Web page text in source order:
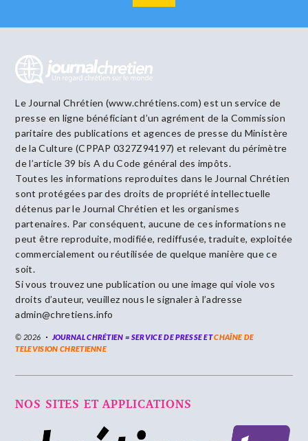
Le Journal Chrétien (www.chrétiens.com) est un service de
presse en ligne bénéficiant d’un agrément de la Commission
paritaire des publications et agences de presse du Ministère
de la Culture (CPPAP 0327Z94197) et relevant du périmètre
de l’article 39 bis A du Code général des impôts.
Toutes les informations reproduites dans le Journal Chrétien
sont protégées par des droits de propriété intellectuelle
détenus par le Journal Chrétien et les organismes
partenaires. Par conséquent, aucune de ces informations ne
peut être reproduite, modifiée, rediffusée, traduite, exploitée
commercialement ou réutilisée de quelque manière que ce
soit.
Si vous trouvez une publication ou une image qui viole vos
droits d’auteur, veuillez nous le signaler à l’adresse
admin@chretiens.info
© 2026 JOURNAL CHRÉTIEN = SERVICE DE PRESSE ETCHAÎNE DE
TELEVISION CHRETIENNE
NOS SITES ET APPLICATIONS